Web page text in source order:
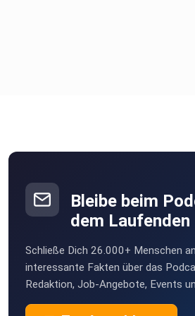
Dort finden Sie auch meinen
eine erste ruhige Orientierung bei
intensiven
Träumen.
Bleibe beim
dem Laufenden
Schließe Dich 26.000+ Menschen
interessante Fakten über das
Redaktion, Job-Angebote, Events